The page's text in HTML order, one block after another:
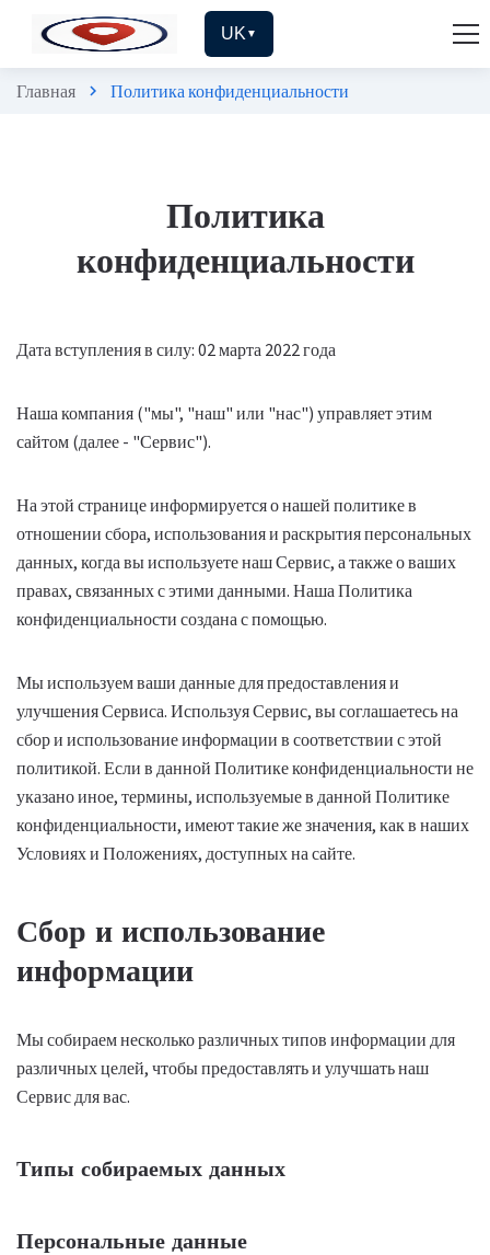
UK ▼
Главная chevron_right Политика конфиденциальности
Политика
конфиденциальности
Дата вступления в силу: 02 марта 2022 года
Наша компания ("мы", "наш" или "нас") управляет этим
сайтом (далее - "Сервис").
На этой странице информируется о нашей политике в
отношении сбора, использования и раскрытия персональных
данных, когда вы используете наш Сервис, а также о ваших
правах, связанных с этими данными. Наша Политика
конфиденциальности создана с помощью.
Мы используем ваши данные для предоставления и
улучшения Сервиса. Используя Сервис, вы соглашаетесь на
сбор и использование информации в соответствии с этой
политикой. Если в данной Политике конфиденциальности не
указано иное, термины, используемые в данной Политике
конфиденциальности, имеют такие же значения, как в наших
Условиях и Положениях, доступных на сайте.
Сбор и использование
информации
Мы собираем несколько различных типов информации для
различных целей, чтобы предоставлять и улучшать наш
Сервис для вас.
Типы собираемых данных
Персональные данные